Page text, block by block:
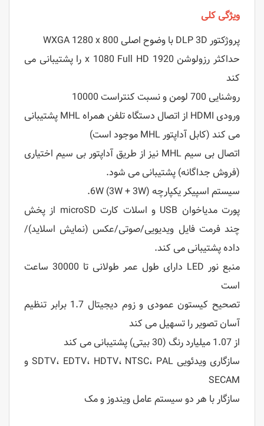
ویژگی کلی
پروژکتور DLP 3D با وضوح اصلی WXGA 1280 x 800
حداکثر رزولوشن 1920 x 1080 Full HD را پشتیبانی می
کند
روشنایی 700 لومن و نسبت کنتراست 10000
ورودی HDMI از اتصال دستگاه تلفن همراه MHL پشتیبانی
می کند (کابل آداپتور MHL موجود است)
اتصال بی سیم MHL نیز از طریق آداپتور بی سیم اختیاری
(فروش جداگانه) پشتیبانی می شود.
سیستم اسپیکر یکپارچه 6W (3W + 3W).
پورت مدیاخوان USB و اسلات کارت microSD از پخش
چند فرمت فایل ویدیویی/صوتی/عکس (نمایش اسلاید)/
داده پشتیبانی می کند.
منبع نور LED دارای طول عمر طولانی تا 30000 ساعت
است
تصحیح کیستون عمودی و زوم دیجیتال 1.7 برابر تنظیم
آسان تصویر را تسهیل می کند
از 1.07 میلیارد رنگ (30 بیتی) پشتیبانی می کند
سازگاری ویدئویی SDTV، EDTV، HDTV، NTSC، PAL و
SECAM
سازگار با هر دو سیستم عامل ویندوز و مک